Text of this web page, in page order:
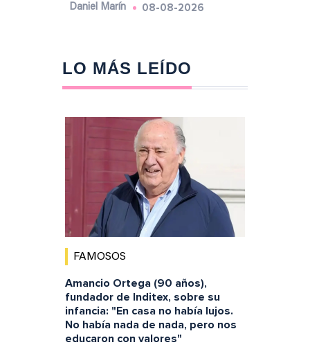
Daniel Marín 08-08-2026
LO MÁS LEÍDO
FAMOSOS
Amancio Ortega (90 años),
fundador de Inditex, sobre su
infancia: "En casa no había lujos.
No había nada de nada, pero nos
educaron con valores"